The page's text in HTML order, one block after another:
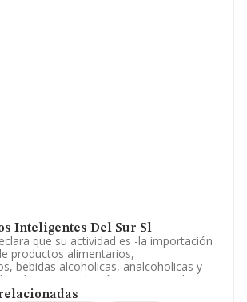
Inteligentes Del Sur Sl
que su actividad es -la importación
productos alimentarios,
bebidas alcoholicas, analcoholicas y
intermediación, comercio al por
elaboración y manipulado de dichos